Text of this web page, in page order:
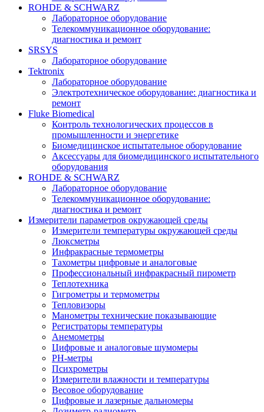
ROHDE & SCHWARZ
Лабораторное оборудование
Телекоммуникационное оборудование:
диагностика и ремонт
SRSYS
Лабораторное оборудование
Tektronix
Лабораторное оборудование
Электротехническое оборудование: диагностика и
ремонт
Fluke Biomedical
Контроль технологических процессов в
промышленности и энергетике
Биомедицинское испытательное оборудование
Аксессуары для биомедицинского испытательного
оборудования
ROHDE & SCHWARZ
Лабораторное оборудование
Телекоммуникационное оборудование:
диагностика и ремонт
Измерители параметров окружающей среды
Измерители температуры окружающей среды
Люксметры
Инфракрасные термометры
Тахометры цифровые и аналоговые
Профессиональный инфракрасный пирометр
Теплотехника
Гигрометры и термометры
Тепловизоры
Манометры технические показывающие
Регистраторы температуры
Анемометры
Цифровые и аналоговые шумомеры
PH-метры
Психрометры
Измерители влажности и температуры
Весовое оборудование
Цифровые и лазерные дальномеры